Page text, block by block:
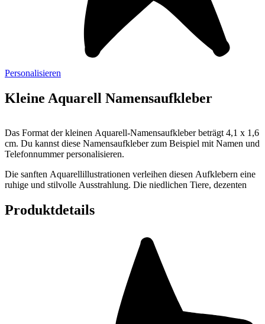
Personalisieren
Kleine Aquarell Namensaufkleber
Das Format der kleinen Aquarell-Namensaufkleber beträgt 4,1 x 1,6
cm. Du kannst diese Namensaufkleber zum Beispiel mit Namen und
Telefonnummer personalisieren.
Die sanften Aquarellillustrationen verleihen diesen Aufklebern eine
ruhige und stilvolle Ausstrahlung. Die niedlichen Tiere, dezenten
Geburtskarten, Babyzimmern und Kindersachen. Dadurch sind
diese Namensaufkleber besonders beliebt bei Eltern von Babys,
Diese kleinen Namensaufkleber sind ideal, um Dinge zu
kennzeichnen, die täglich mit zur Betreuung, zur Tagesmutter, in die
Kita oder zur Schule genommen werden. Klebe sie zum Beispiel auf
Brotdosen, Trinkbecher, Obstboxen, Fläschchen, Schulsachen oder
Spielzeug. So vermeidest du Verwechslungen und sorgst dafür, dass
Sachen nicht so schnell verloren gehen.
Nicht nur die Optik ist wichtig, auch die Qualität muss stimmen.
Produktdetails